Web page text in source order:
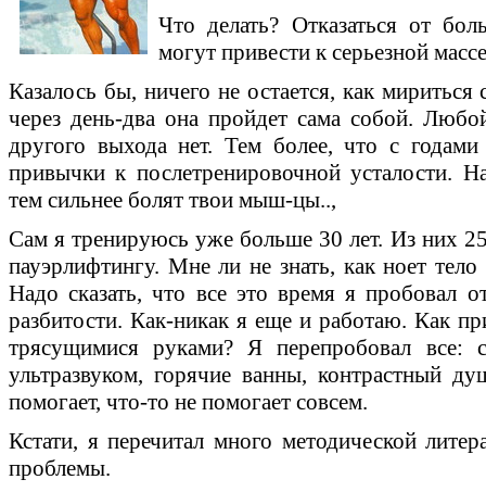
Что делать? Отказаться от
могут привести к серьезной
Казалось бы, ничего не остается, как
через день-два она пройдет сама собой.
другого выхода нет. Тем более, что с
привычки к послетренировочной усталости.
тем сильнее болят твои мыш-цы..,
Сам я тренируюсь уже больше 30 лет. Из них
пауэрлифтингу. Мне ли не знать, как ноет
Надо сказать, что все это время я пробовал
разбитости. Как-никак я еще и работаю. Как
трясущимися руками? Я перепробовал все:
ультразвуком, горячие ванны, контрастный
помогает, что-то не помогает совсем.
Кстати, я перечитал много методической
проблемы.